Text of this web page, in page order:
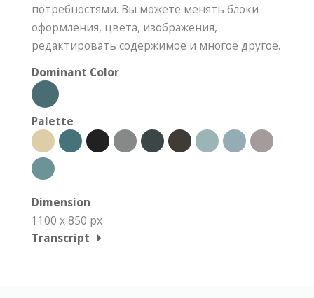
потребностями. Вы можете менять блоки
оформления, цвета, изображения,
редактировать содержимое и многое другое.
Dominant Color
Palette
Dimension
1100 x 850 px
Transcript